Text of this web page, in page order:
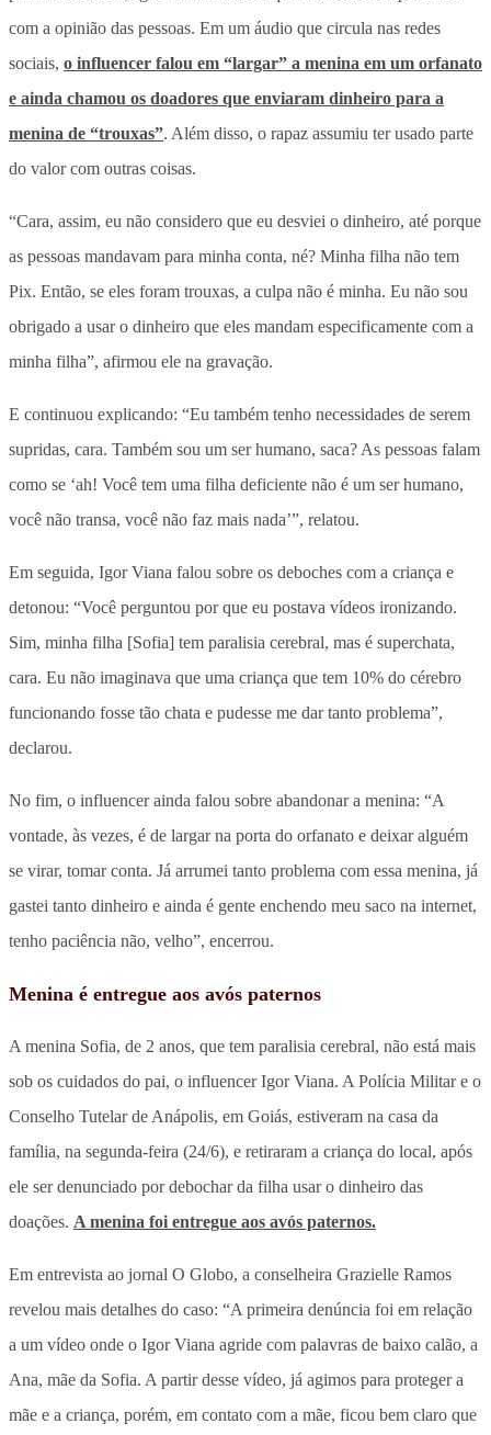
com a opinião das pessoas. Em um áudio que circula nas redes
sociais, o influencer falou em “largar” a menina em um orfanato
e ainda chamou os doadores que enviaram dinheiro para a
menina de “trouxas”. Além disso, o rapaz assumiu ter usado parte
do valor com outras coisas.
“Cara, assim, eu não considero que eu desviei o dinheiro, até porque
as pessoas mandavam para minha conta, né? Minha filha não tem
Pix. Então, se eles foram trouxas, a culpa não é minha. Eu não sou
obrigado a usar o dinheiro que eles mandam especificamente com a
minha filha”, afirmou ele na gravação.
E continuou explicando: “Eu também tenho necessidades de serem
supridas, cara. Também sou um ser humano, saca? As pessoas falam
como se ‘ah! Você tem uma filha deficiente não é um ser humano,
você não transa, você não faz mais nada’”, relatou.
Em seguida, Igor Viana falou sobre os deboches com a criança e
detonou: “Você perguntou por que eu postava vídeos ironizando.
Sim, minha filha [Sofia] tem paralisia cerebral, mas é superchata,
cara. Eu não imaginava que uma criança que tem 10% do cérebro
funcionando fosse tão chata e pudesse me dar tanto problema”,
declarou.
No fim, o influencer ainda falou sobre abandonar a menina: “A
vontade, às vezes, é de largar na porta do orfanato e deixar alguém
se virar, tomar conta. Já arrumei tanto problema com essa menina, já
gastei tanto dinheiro e ainda é gente enchendo meu saco na internet,
tenho paciência não, velho”, encerrou.
Menina é entregue aos avós paternos
A menina Sofia, de 2 anos, que tem paralisia cerebral, não está mais
sob os cuidados do pai, o influencer Igor Viana. A Polícia Militar e o
Conselho Tutelar de Anápolis, em Goiás, estiveram na casa da
família, na segunda-feira (24/6), e retiraram a criança do local, após
ele ser denunciado por debochar da filha usar o dinheiro das
doações. A menina foi entregue aos avós paternos.
Em entrevista ao jornal O Globo, a conselheira Grazielle Ramos
revelou mais detalhes do caso: “A primeira denúncia foi em relação
a um vídeo onde o Igor Viana agride com palavras de baixo calão, a
Ana, mãe da Sofia. A partir desse vídeo, já agimos para proteger a
mãe e a criança, porém, em contato com a mãe, ficou bem claro que